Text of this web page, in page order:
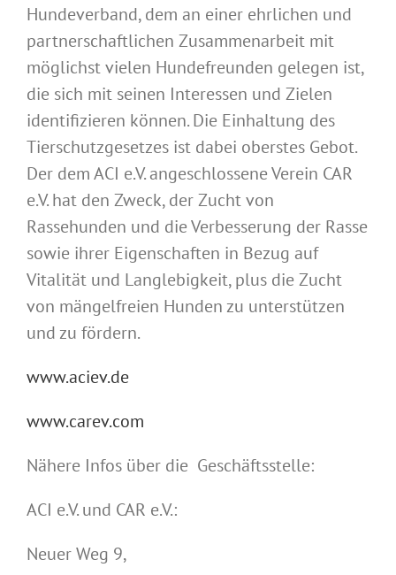
Hundeverband, dem an einer ehrlichen und
partnerschaftlichen Zusammenarbeit mit
möglichst vielen Hundefreunden gelegen ist,
die sich mit seinen Interessen und Zielen
identifizieren können. Die Einhaltung des
Tierschutzgesetzes ist dabei oberstes Gebot.
Der dem ACI e.V. angeschlossene Verein CAR
e.V. hat den Zweck, der Zucht von
Rassehunden und die Verbesserung der Rasse
sowie ihrer Eigenschaften in Bezug auf
Vitalität und Langlebigkeit, plus die Zucht
von mängelfreien Hunden zu unterstützen
und zu fördern.
www.aciev.de
www.carev.com
Nähere Infos über die Geschäftsstelle:
ACI e.V. und CAR e.V.:
Neuer Weg 9,